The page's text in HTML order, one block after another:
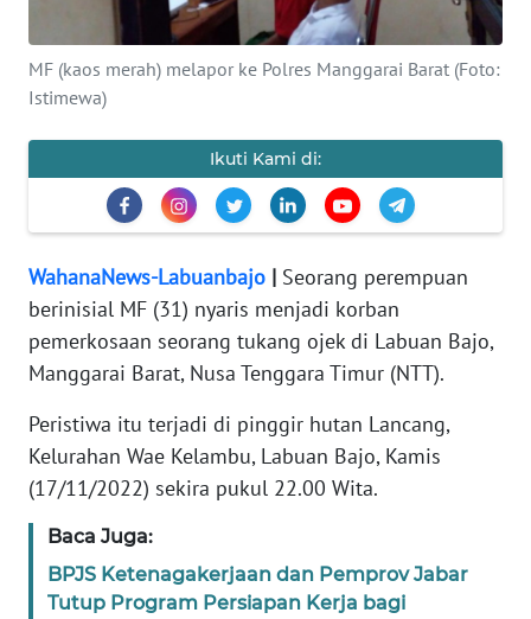
MF (kaos merah) melapor ke Polres Manggarai Barat (Foto:
Istimewa)
Ikuti Kami di:
WahanaNews-Labuanbajo | Seorang perempuan
berinisial MF (31) nyaris menjadi korban
pemerkosaan seorang tukang ojek di Labuan Bajo,
Manggarai Barat, Nusa Tenggara Timur (NTT).
Peristiwa itu terjadi di pinggir hutan Lancang,
Kelurahan Wae Kelambu, Labuan Bajo, Kamis
(17/11/2022) sekira pukul 22.00 Wita.
Baca Juga:
BPJS Ketenagakerjaan dan Pemprov Jabar
Tutup Program Persiapan Kerja bagi
KONTAK
INFO
TENTANG
KAMI
PEDOMAN
MEDIA
REDAKSI
KARIR
DISCLAIMER